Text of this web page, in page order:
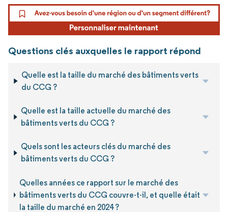
Questions clés auxquelles le rapport répond
Quelle est la taille du marché des bâtiments verts
du CCG ?
Quelle est la taille actuelle du marché des
bâtiments verts du CCG ?
Quels sont les acteurs clés du marché des
bâtiments verts du CCG ?
Quelles années ce rapport sur le marché des
bâtiments verts du CCG couvre-t-il, et quelle était
la taille du marché en 2024 ?